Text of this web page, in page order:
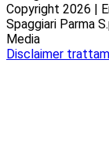
Copyright 2026 |
Spaggiari Parma
Media
Disclaimer